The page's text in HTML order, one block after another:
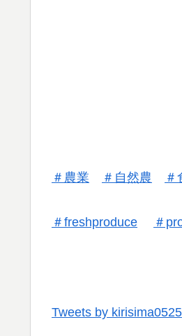
＃農業 ＃自然農 ＃
＃freshproduce ＃
Tweets by kirisima0525